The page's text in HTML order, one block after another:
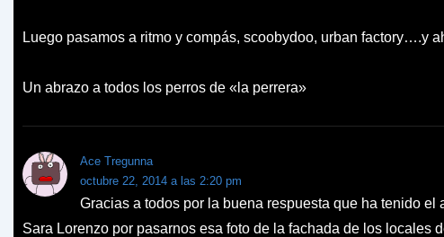
Luego pasamos a ritmo y compás, scoobydoo, urban factory….y
Un abrazo a todos los perros de «la perrera»
Ace Tregunna
octubre 22, 2014 a las 2:20 pm
Gracias a todos por la buena respuesta que ha tenido
Sara Lorenzo por pasarnos esa foto de la fachada de los locales